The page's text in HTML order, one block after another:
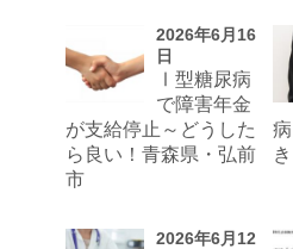
2026年6月16
日
Ⅰ型糖尿病
で障害年金
が支給停止～どうした
ら良い！青森県・弘前
市
2026年6月12